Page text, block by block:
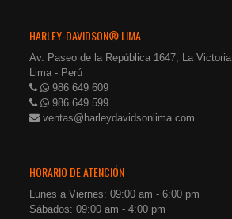
HARLEY-DAVIDSON® LIMA
Av. Paseo de la República 1647, La Victoria
Lima - Perú
986 649 609
986 649 599
ventas@harleydavidsonlima.com
HORARIO DE ATENCIÓN
Lunes a Viernes: 09:00 am - 6:00 pm
Sábados: 09:00 am - 4:00 pm